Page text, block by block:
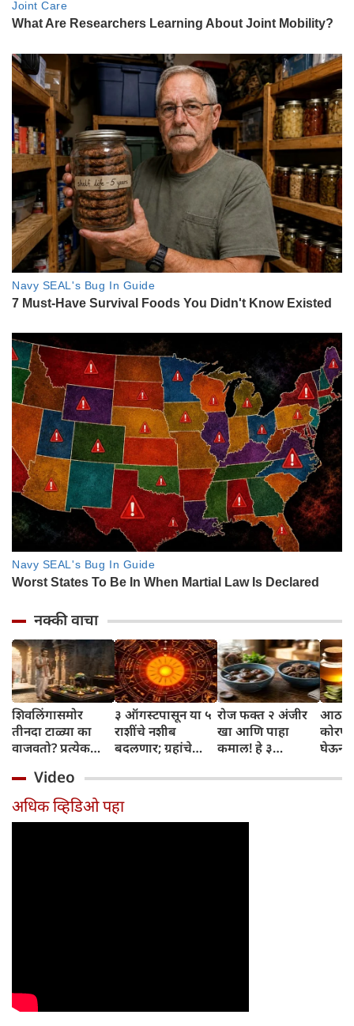
नक्की वाचा
शिवलिंगासमोर
तीनदा टाळ्या का
वाजवतो? प्रत्येक
जाणून घ्या
३ ऑगस्टपासून या ५
राशींचे नशीब
बदलणार; ग्रहांचे
संपतील आणि शुभ
दिवसांची सुरुवात
होईल
रोज फक्त २ अंजीर
खा आणि पाहा
कमाल! हे ३
तुम्हाला ठाऊक
घेऊन
Video
अधिक व्हिडिओ पहा